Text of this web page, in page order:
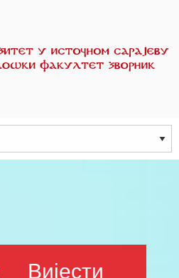
Вијести